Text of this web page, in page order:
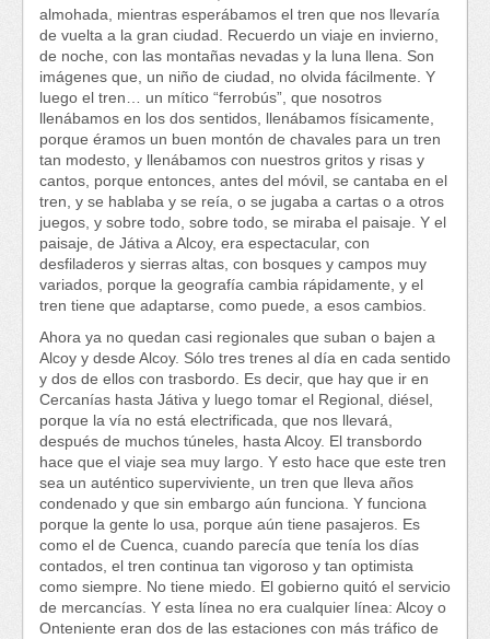
almohada, mientras esperábamos el tren que nos llevaría
de vuelta a la gran ciudad. Recuerdo un viaje en invierno,
de noche, con las montañas nevadas y la luna llena. Son
imágenes que, un niño de ciudad, no olvida fácilmente. Y
luego el tren… un mítico “ferrobús”, que nosotros
llenábamos en los dos sentidos, llenábamos físicamente,
porque éramos un buen montón de chavales para un tren
tan modesto, y llenábamos con nuestros gritos y risas y
cantos, porque entonces, antes del móvil, se cantaba en el
tren, y se hablaba y se reía, o se jugaba a cartas o a otros
juegos, y sobre todo, sobre todo, se miraba el paisaje. Y el
paisaje, de Játiva a Alcoy, era espectacular, con
desfiladeros y sierras altas, con bosques y campos muy
variados, porque la geografía cambia rápidamente, y el
tren tiene que adaptarse, como puede, a esos cambios.
Ahora ya no quedan casi regionales que suban o bajen a
Alcoy y desde Alcoy. Sólo tres trenes al día en cada sentido
y dos de ellos con trasbordo. Es decir, que hay que ir en
Cercanías hasta Játiva y luego tomar el Regional, diésel,
porque la vía no está electrificada, que nos llevará,
después de muchos túneles, hasta Alcoy. El transbordo
hace que el viaje sea muy largo. Y esto hace que este tren
sea un auténtico superviviente, un tren que lleva años
condenado y que sin embargo aún funciona. Y funciona
porque la gente lo usa, porque aún tiene pasajeros. Es
como el de Cuenca, cuando parecía que tenía los días
contados, el tren continua tan vigoroso y tan optimista
como siempre. No tiene miedo. El gobierno quitó el servicio
de mercancías. Y esta línea no era cualquier línea: Alcoy o
Onteniente eran dos de las estaciones con más tráfico de